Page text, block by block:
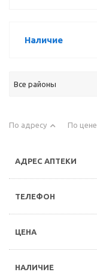
Наличие
Все районы
По адресу По цене